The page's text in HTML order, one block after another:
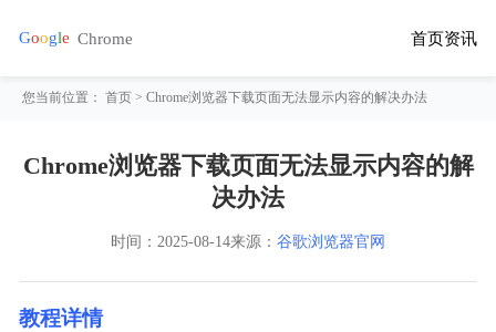
首页资讯
您当前位置：首页 > Chrome浏览器下载页面无法显示内容的解决办法
Chrome浏览器下载页面无法显示内容的解
决办法
时间： 2025-08-14来源： 谷歌浏览器官网
教程详情